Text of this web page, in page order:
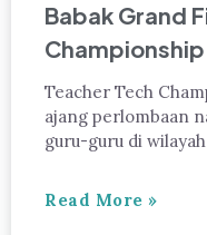
Babak Grand
Teacher Tech
ajang perlombaan
guru-guru di
Read More »